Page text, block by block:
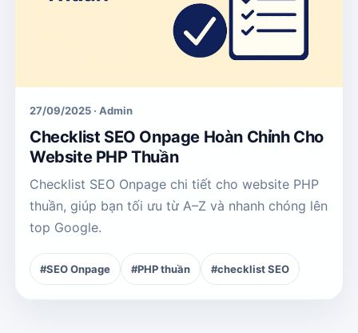
27/09/2025 · Admin
Checklist SEO Onpage Hoàn Chỉnh Cho
Website PHP Thuần
Checklist SEO Onpage chi tiết cho website PHP
thuần, giúp bạn tối ưu từ A–Z và nhanh chóng lên
top Google.
#SEO Onpage #PHP thuần #checklist SEO